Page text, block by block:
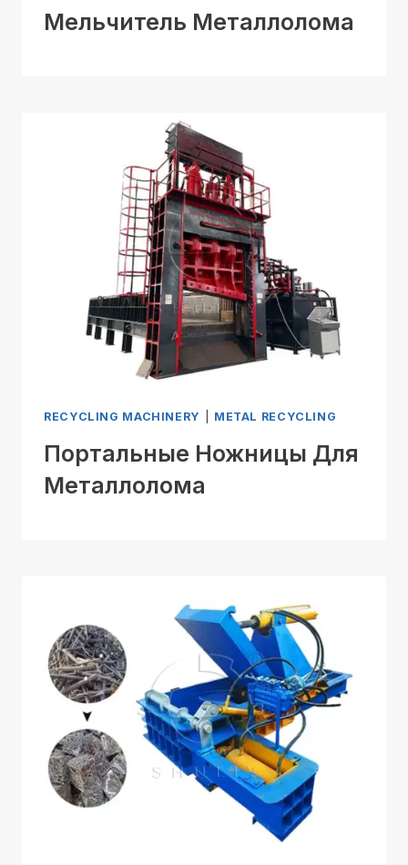
Мельчитель Металлолома
RECYCLING MACHINERY METAL RECYCLING
Портальные Ножницы Для
Металлолома